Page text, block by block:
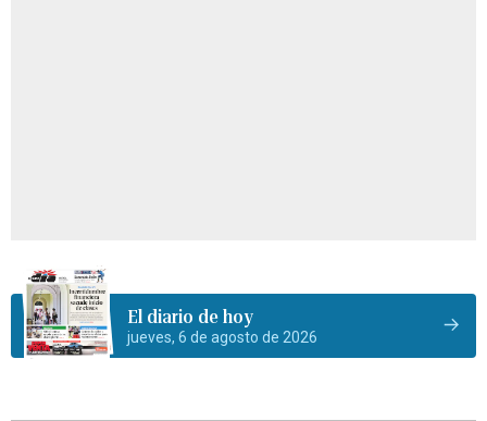
El diario de hoy
jueves, 6 de agosto de 2026